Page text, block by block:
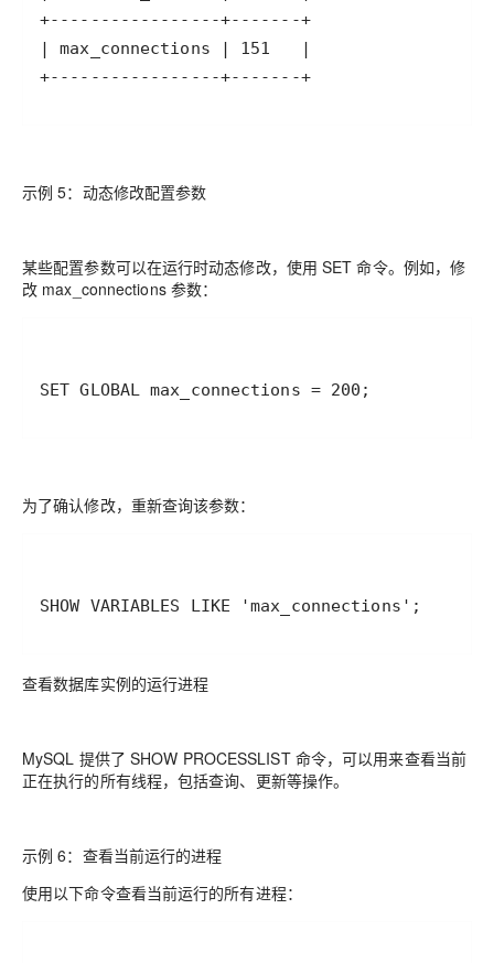
+-----------------+-------+
+-----------------+-------+
示例 5：动态修改配置参数
某些配置参数可以在运行时动态修改，使用 SET 命令。例如，修
改 max_connections 参数：
SET GLOBAL max_connections = 200;
为了确认修改，重新查询该参数：
SHOW VARIABLES LIKE 'max_connections';
查看数据库实例的运行进程
MySQL 提供了 SHOW PROCESSLIST 命令，可以用来查看当前
正在执行的所有线程，包括查询、更新等操作。
示例 6：查看当前运行的进程
使用以下命令查看当前运行的所有进程：